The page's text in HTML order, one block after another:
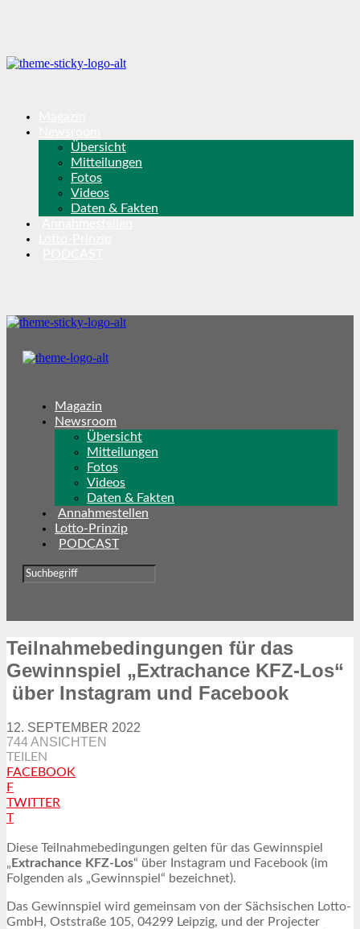
Übersicht
Mitteilungen
Fotos
Videos
Daten & Fakten
Magazin
Newsroom
Übersicht
Mitteilungen
Fotos
Videos
Daten & Fakten
Annahmestellen
Lotto-Prinzip
PODCAST
Teilnahmebedingungen für das
Gewinnspiel „Extrachance KFZ-Los“
über Instagram und Facebook
12. SEPTEMBER 2022
744 ANSICHTEN
TEILEN
FACEBOOK
F
TWITTER
T
Diese Teilnahmebedingungen gelten für das Gewinnspiel
„ Extrachance KFZ-Los“ über Instagram und Facebook (im
Folgenden als „Gewinnspiel“ bezeichnet).
Das Gewinnspiel wird gemeinsam von der Sächsischen Lotto-
GmbH, Oststraße 105, 04299 Leipzig, und der Projecter